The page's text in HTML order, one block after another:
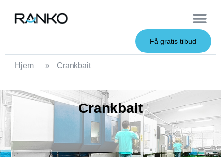
Få gratis tilbud
Hjem » Crankbait
Crankbait